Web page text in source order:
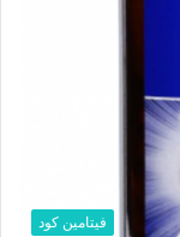
فيتامين كود